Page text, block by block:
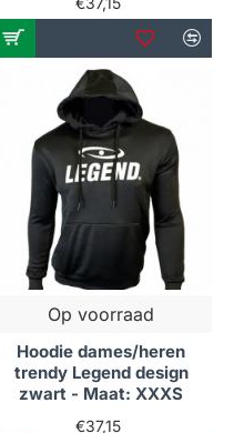
Op voorraad
Hoodie dames/heren
trendy Legend design
zwart - Maat: XXXS
€37,15